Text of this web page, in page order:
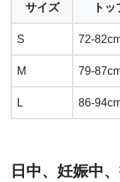
サイズ ト
S 72-
M 79-
L 86-
日中、妊娠中